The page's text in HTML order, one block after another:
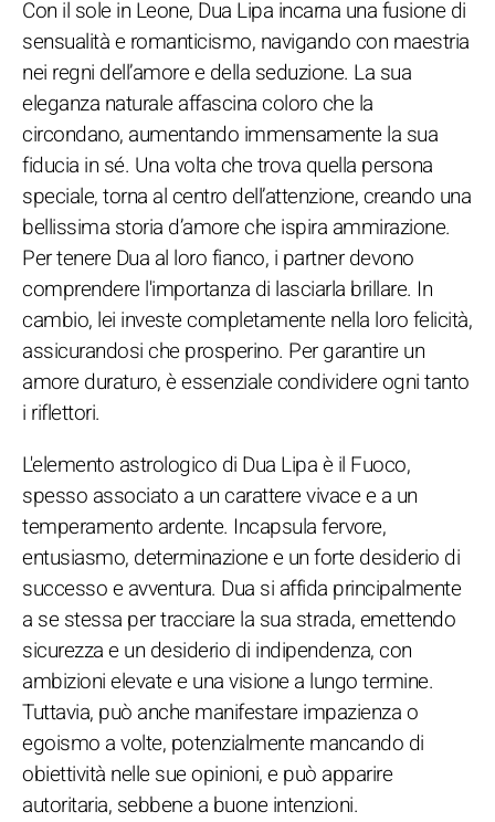
Con il sole in Leone, Dua Lipa incarna una fusione di
sensualità e romanticismo, navigando con maestria
nei regni dell’amore e della seduzione. La sua
eleganza naturale affascina coloro che la
circondano, aumentando immensamente la sua
fiducia in sé. Una volta che trova quella persona
speciale, torna al centro dell’attenzione, creando una
bellissima storia d’amore che ispira ammirazione.
Per tenere Dua al loro fianco, i partner devono
comprendere l'importanza di lasciarla brillare. In
cambio, lei investe completamente nella loro felicità,
assicurandosi che prosperino. Per garantire un
amore duraturo, è essenziale condividere ogni tanto
i riflettori.
L'elemento astrologico di Dua Lipa è il Fuoco,
spesso associato a un carattere vivace e a un
temperamento ardente. Incapsula fervore,
entusiasmo, determinazione e un forte desiderio di
successo e avventura. Dua si affida principalmente
a se stessa per tracciare la sua strada, emettendo
sicurezza e un desiderio di indipendenza, con
ambizioni elevate e una visione a lungo termine.
Tuttavia, può anche manifestare impazienza o
egoismo a volte, potenzialmente mancando di
obiettività nelle sue opinioni, e può apparire
autoritaria, sebbene a buone intenzioni.